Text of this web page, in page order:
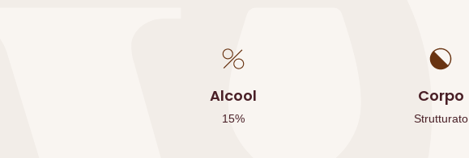
Alcool
15%
Corpo
Strutturato